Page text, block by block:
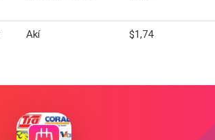
Akí $1,74